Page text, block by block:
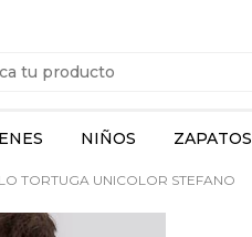
NIÑOS ZAPATOS
TORTUGA UNICOLOR STEFANO